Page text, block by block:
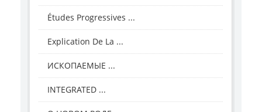
Études Progressives ...
Explication De La ...
ИСКОПАЕМЫЕ ...
INTEGRATED ...